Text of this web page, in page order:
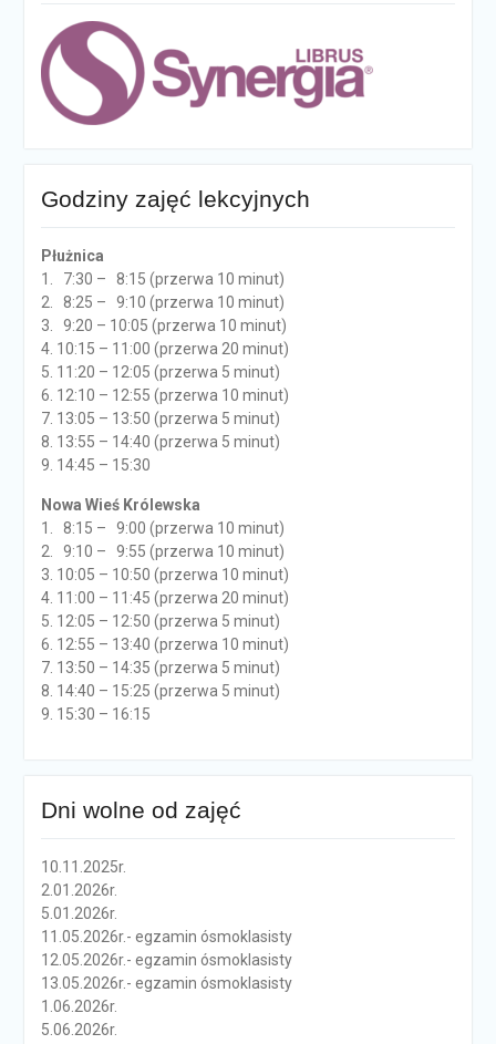
Godziny zajęć lekcyjnych
Płużnica
1. 7:30 – 8:15 (przerwa 10 minut)
2. 8:25 – 9:10 (przerwa 10 minut)
3. 9:20 – 10:05 (przerwa 10 minut)
4. 10:15 – 11:00 (przerwa 20 minut)
5. 11:20 – 12:05 (przerwa 5 minut)
6. 12:10 – 12:55 (przerwa 10 minut)
7. 13:05 – 13:50 (przerwa 5 minut)
8. 13:55 – 14:40 (przerwa 5 minut)
9. 14:45 – 15:30
Nowa Wieś Królewska
1. 8:15 – 9:00 (przerwa 10 minut)
2. 9:10 – 9:55 (przerwa 10 minut)
3. 10:05 – 10:50 (przerwa 10 minut)
4. 11:00 – 11:45 (przerwa 20 minut)
5. 12:05 – 12:50 (przerwa 5 minut)
6. 12:55 – 13:40 (przerwa 10 minut)
7. 13:50 – 14:35 (przerwa 5 minut)
8. 14:40 – 15:25 (przerwa 5 minut)
9. 15:30 – 16:15
Dni wolne od zajęć
10.11.2025r.
2.01.2026r.
5.01.2026r.
11.05.2026r.- egzamin ósmoklasisty
12.05.2026r.- egzamin ósmoklasisty
13.05.2026r.- egzamin ósmoklasisty
1.06.2026r.
5.06.2026r.